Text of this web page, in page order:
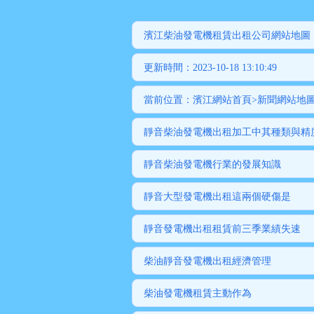
濱江柴油發電機租賃出租公司網站地圖
更新時間：2023-10-18 13:10:49
當前位置：濱江網站首頁>新聞網站地圖
靜音柴油發電機出租加工中其種類與精
靜音柴油發電機行業的發展知識
靜音大型發電機出租這兩個硬傷是
靜音發電機出租租賃前三季業績失速
柴油靜音發電機出租經濟管理
柴油發電機租賃主動作為